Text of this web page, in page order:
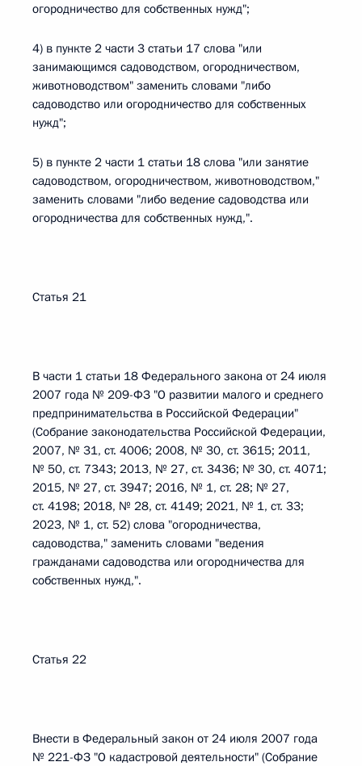
огородничество для собственных нужд";
4) в пункте 2 части 3 статьи 17 слова "или
занимающимся садоводством, огородничеством,
животноводством" заменить словами "либо
садоводство или огородничество для собственных
нужд";
5) в пункте 2 части 1 статьи 18 слова "или занятие
садоводством, огородничеством, животноводством,"
заменить словами "либо ведение садоводства или
огородничества для собственных нужд,".
Статья 21
В части 1 статьи 18 Федерального закона от 24 июля
2007 года № 209-ФЗ "О развитии малого и среднего
предпринимательства в Российской Федерации"
(Собрание законодательства Российской Федерации,
2007, № 31, ст. 4006; 2008, № 30, ст. 3615; 2011,
№ 50, ст. 7343; 2013, № 27, ст. 3436; № 30, ст. 4071;
2015, № 27, ст. 3947; 2016, № 1, ст. 28; № 27,
ст. 4198; 2018, № 28, ст. 4149; 2021, № 1, ст. 33;
2023, № 1, ст. 52) слова "огородничества,
садоводства," заменить словами "ведения
гражданами садоводства или огородничества для
собственных нужд,".
Статья 22
Внести в Федеральный закон от 24 июля 2007 года
№ 221-ФЗ "О кадастровой деятельности" (Собрание